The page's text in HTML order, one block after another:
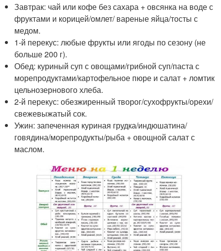
Завтрак: чай или кофе без сахара + овсянка на воде с
фруктами и корицей/омлет/ вареные яйца/тосты с
медом.
1-й перекус: любые фрукты или ягоды по сезону (не
больше 200 г).
Обед: куриный суп с овощами/грибной суп/паста с
морепродуктами/картофельное пюре и салат + ломтик
цельнозернового хлеба.
2-й перекус: обезжиренный творог/сухофрукты/орехи/
свежевыжатый сок.
Ужин: запеченная куриная грудка/индюшатина/
говядина/морепродукты/рыба + овощной салат с
маслом.